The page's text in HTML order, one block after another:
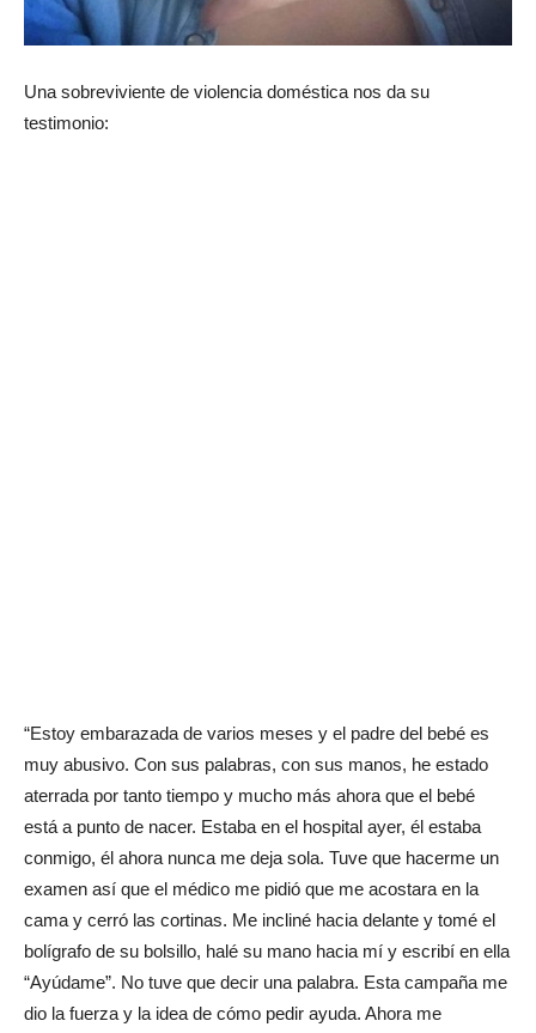
Una sobreviviente de violencia doméstica nos da su
testimonio:
“Estoy embarazada de varios meses y el padre del bebé es
muy abusivo. Con sus palabras, con sus manos, he estado
aterrada por tanto tiempo y mucho más ahora que el bebé
está a punto de nacer. Estaba en el hospital ayer, él estaba
conmigo, él ahora nunca me deja sola. Tuve que hacerme un
examen así que el médico me pidió que me acostara en la
cama y cerró las cortinas. Me incliné hacia delante y tomé el
bolígrafo de su bolsillo, halé su mano hacia mí y escribí en ella
“Ayúdame”. No tuve que decir una palabra. Esta campaña me
dio la fuerza y la idea de cómo pedir ayuda. Ahora me